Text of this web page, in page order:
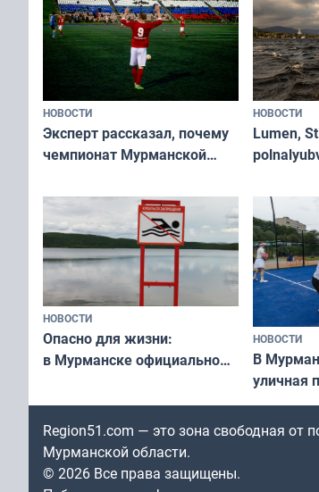
НОВОСТИ
Эксперт рассказал, почему
чемпионат Мурманской
незамеченным
НОВОСТИ
Lumen,
НОВОСТИ
Опасно для жизни:
в Мурманске официально
в городских водоёмах
НОВОСТИ
В
уличная
в падел
Region51.com — это зона свободная от
Мурманской области.
© 2026 Все права защищены.